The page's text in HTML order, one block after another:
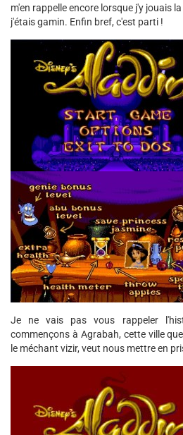
m'en rappelle encore lorsque j'y jouais
j'étais gamin. Enfin bref, c'est parti !
Je ne vais pas vous rappeler
commençons à Agrabah, cette ville
le méchant vizir, veut nous mettre en